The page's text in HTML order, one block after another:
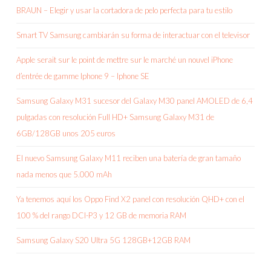
BRAUN – Elegir y usar la cortadora de pelo perfecta para tu estilo
Smart TV Samsung cambiarán su forma de interactuar con el televisor
Apple serait sur le point de mettre sur le marché un nouvel iPhone
d’entrée de gamme Iphone 9 – Iphone SE
Samsung Galaxy M31 sucesor del Galaxy M30 panel AMOLED de 6,4
pulgadas con resolución Full HD+ Samsung Galaxy M31 de
6GB/128GB unos 205 euros
El nuevo Samsung Galaxy M11 reciben una batería de gran tamaño
nada menos que 5.000 mAh
Ya tenemos aquí los Oppo Find X2 panel con resolución QHD+ con el
100 % del rango DCI-P3 y 12 GB de memoria RAM
Samsung Galaxy S20 Ultra 5G 128GB+12GB RAM